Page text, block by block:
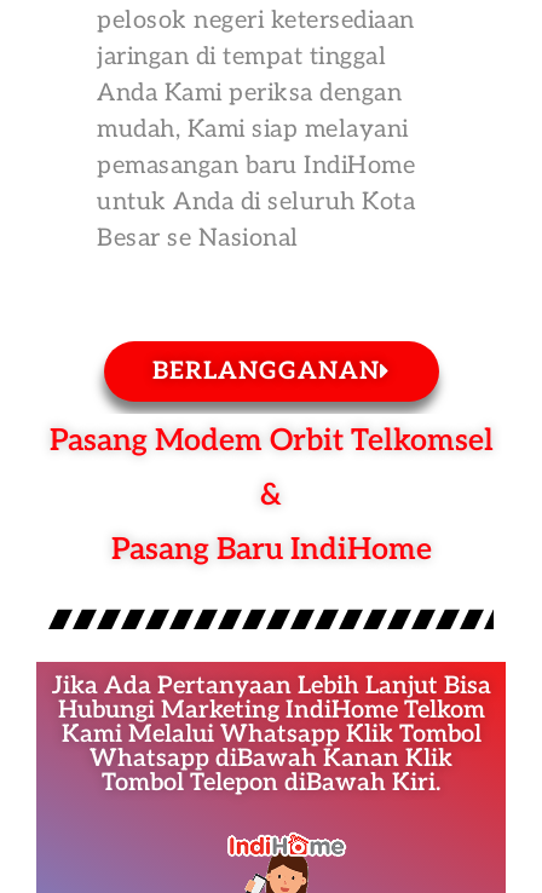
pelosok negeri ketersediaan
jaringan di tempat tinggal
Anda Kami periksa dengan
mudah, Kami siap melayani
pemasangan baru IndiHome
untuk Anda di seluruh Kota
Besar se Nasional
BERLANGGANAN
Pasang Modem Orbit Telkomsel
&
Pasang Baru IndiHome
Jika Ada Pertanyaan Lebih Lanjut Bisa
Hubungi Marketing IndiHome Telkom
Kami Melalui Whatsapp Klik Tombol
Whatsapp diBawah Kanan Klik
Tombol Telepon diBawah Kiri.